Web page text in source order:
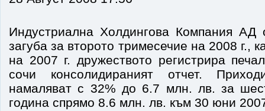
Индустриална Холдингова Компания АД
загуба за второто тримесечие на 2008 г.,
на 2007 г. дружеството регистрира
сочи консолидираният отчет.
намаляват с 32% до 6.7 млн. лв. за
година спрямо 8.6 млн. лв. към 30 юни